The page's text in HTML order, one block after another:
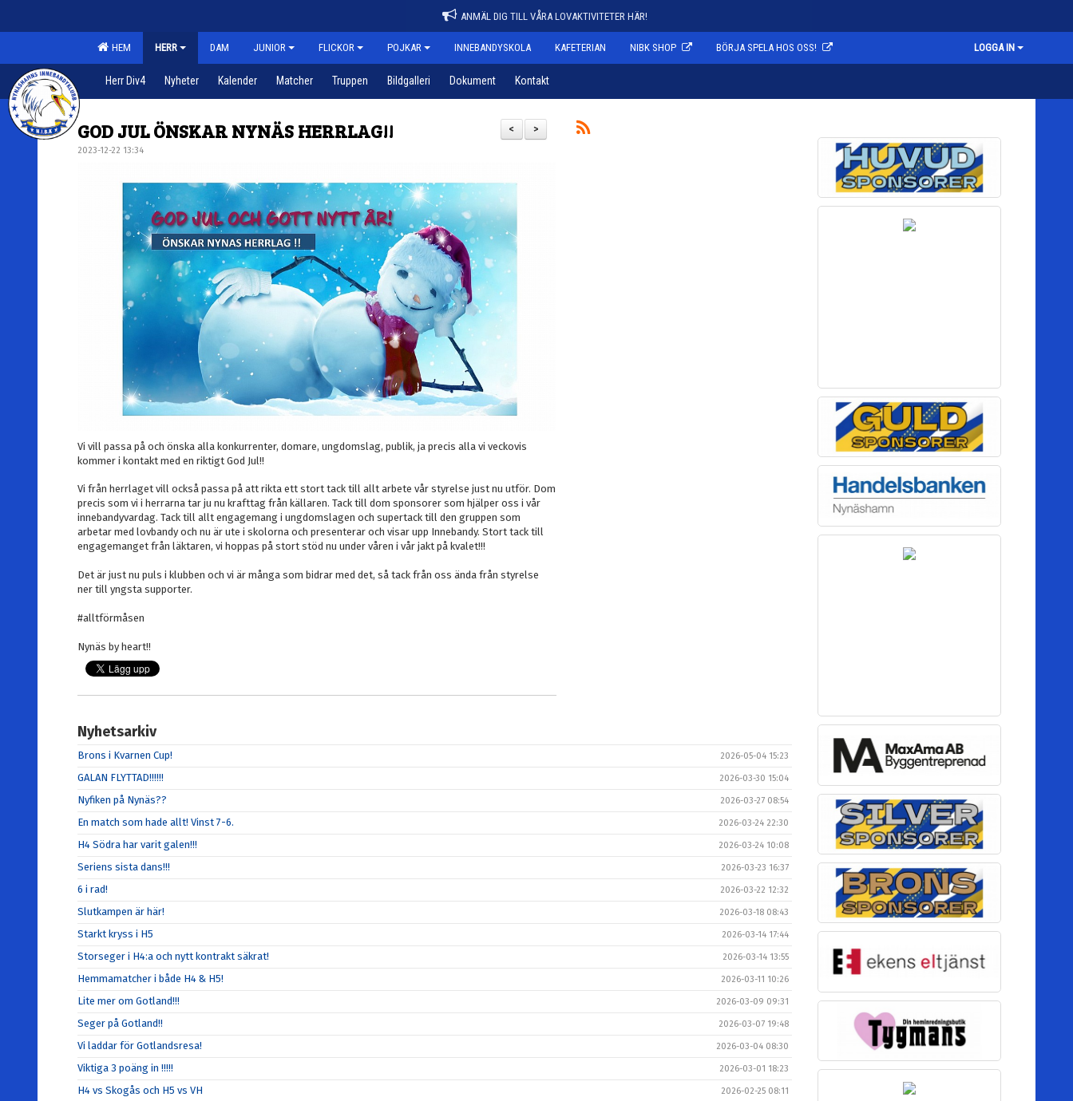
ANMÄL DIG TILL VÅRA LOVAKTIVITETER HÄR!
HEM HERR DAM JUNIOR FLICKOR POJKAR INNEBANDYSKOLA KAFETERIAN NIBK SHOP BÖRJA SPELA HOS OSS! LOGGA IN
Herr Div4 Nyheter Kalender Matcher Truppen Bildgalleri Dokument Kontakt
>
<
GOD JUL ÖNSKAR NYNÄS HERRLAG!!
2023-12-22 13:34
Vi vill passa på och önska alla konkurrenter, domare, ungdomslag, publik, ja precis alla vi veckovis
kommer i kontakt med en riktigt God Jul!!
Vi från herrlaget vill också passa på att rikta ett stort tack till allt arbete vår styrelse just nu utför. Dom
precis som vi i herrarna tar ju nu krafttag från källaren. Tack till dom sponsorer som hjälper oss i vår
innebandyvardag. Tack till allt engagemang i ungdomslagen och supertack till den gruppen som
arbetar med lovbandy och nu är ute i skolorna och presenterar och visar upp Innebandy. Stort tack till
engagemanget från läktaren, vi hoppas på stort stöd nu under våren i vår jakt på kvalet!!!
Det är just nu puls i klubben och vi är många som bidrar med det, så tack från oss ända från styrelse
ner till yngsta supporter.
#alltförmåsen
Nynäs by heart!!
Nyhetsarkiv
Brons i Kvarnen Cup! 2026-05-04 15:23
GALAN FLYTTAD!!!!!! 2026-03-30 15:04
Nyfiken på Nynäs?? 2026-03-27 08:54
En match som hade allt! Vinst 7-6. 2026-03-24 22:30
H4 Södra har varit galen!!! 2026-03-24 10:08
Seriens sista dans!!! 2026-03-23 16:37
6 i rad! 2026-03-22 12:32
Slutkampen är här! 2026-03-18 08:43
Starkt kryss i H5 2026-03-14 17:44
Storseger i H4:a och nytt kontrakt säkrat! 2026-03-14 13:55
Hemmamatcher i både H4 & H5! 2026-03-11 10:26
Lite mer om Gotland!!! 2026-03-09 09:31
Seger på Gotland!! 2026-03-07 19:48
Vi laddar för Gotlandsresa! 2026-03-04 08:30
Viktiga 3 poäng in !!!!! 2026-03-01 18:23
H4 vs Skogås och H5 vs VH 2026-02-25 08:11